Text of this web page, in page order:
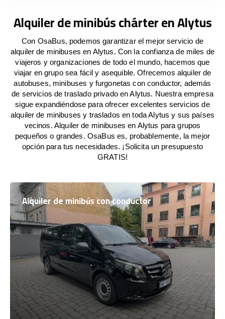
Alquiler de minibús chárter en Alytus
Con OsaBus, podemos garantizar el mejor servicio de
alquiler de minibuses en Alytus. Con la confianza de miles de
viajeros y organizaciones de todo el mundo, hacemos que
viajar en grupo sea fácil y asequible. Ofrecemos alquiler de
autobuses, minibuses y furgonetas con conductor, además
de servicios de traslado privado en Alytus. Nuestra empresa
sigue expandiéndose para ofrecer excelentes servicios de
alquiler de minibuses y traslados en toda Alytus y sus países
vecinos. Alquiler de minibuses en Alytus para grupos
pequeños o grandes. OsaBus es, probablemente, la mejor
opción para tus necesidades. ¡Solicita un presupuesto
GRATIS!
Alquiler de minibús con conductor